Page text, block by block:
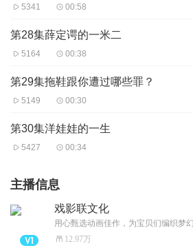
5341 00:58
第28集薛定谔的一米二
5164 00:38
第29集拖鞋跟你遭过哪些罪？
5149 00:30
第30集洋娃娃的一生
5427 00:34
主播信息
戏影联文化
用心甄选动画佳作，为宝贝们编织梦
12.97万